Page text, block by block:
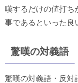
嘆するだけの値打ち
事であるといった良
驚嘆の対義語
驚嘆の対義語・反対